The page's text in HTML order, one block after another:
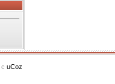
с uCoz